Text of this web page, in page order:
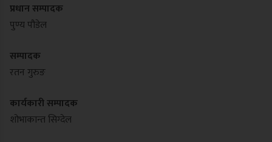
प्रधान सम्पादक
पुण्य पौडेल
सम्पादक
रतन गुरुङ
कार्यकारी सम्पादक
शोभाकान्त सिग्देल